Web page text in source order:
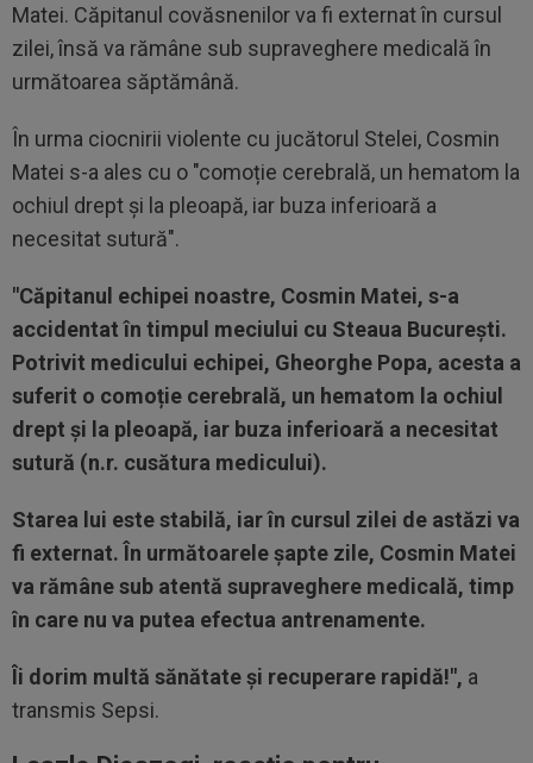
Matei. Căpitanul covăsnenilor va fi externat în cursul
zilei, însă va rămâne sub supraveghere medicală în
următoarea săptămână.
În urma ciocnirii violente cu jucătorul Stelei, Cosmin
Matei s-a ales cu o "comoție cerebrală, un hematom la
ochiul drept și la pleoapă, iar buza inferioară a
necesitat sutură".
"Căpitanul echipei noastre, Cosmin Matei, s-a
accidentat în timpul meciului cu Steaua București.
Potrivit medicului echipei, Gheorghe Popa, acesta a
suferit o comoție cerebrală, un hematom la ochiul
drept și la pleoapă, iar buza inferioară a necesitat
sutură (n.r. cusătura medicului).
Starea lui este stabilă, iar în cursul zilei de astăzi va
fi externat. În următoarele șapte zile, Cosmin Matei
va rămâne sub atentă supraveghere medicală, timp
în care nu va putea efectua antrenamente.
Îi dorim multă sănătate și recuperare rapidă!", a
transmis Sepsi.